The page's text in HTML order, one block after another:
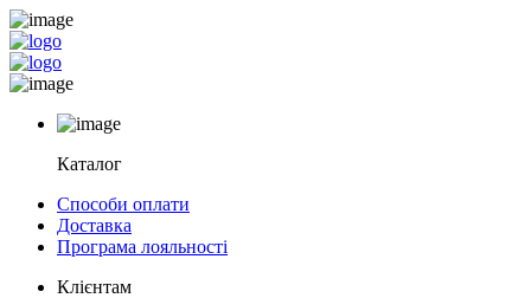
Каталог
Способи оплати
Доставка
Програма лояльності
Клієнтам